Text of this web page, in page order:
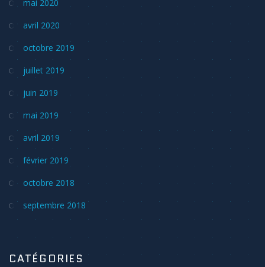
mai 2020
avril 2020
octobre 2019
juillet 2019
juin 2019
mai 2019
avril 2019
février 2019
octobre 2018
septembre 2018
CATÉGORIES